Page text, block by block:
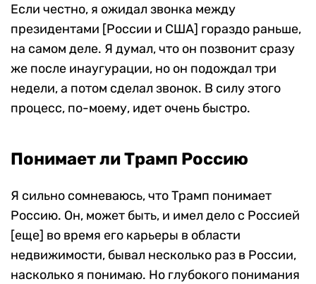
Если честно, я ожидал звонка между
президентами [России и США] гораздо раньше,
на самом деле. Я думал, что он позвонит сразу
же после инаугурации, но он подождал три
недели, а потом сделал звонок. В силу этого
процесс, по-моему, идет очень быстро.
Понимает ли Трамп Россию
Я сильно сомневаюсь, что Трамп понимает
Россию. Он, может быть, и имел дело с Россией
[еще] во время его карьеры в области
недвижимости, бывал несколько раз в России,
насколько я понимаю. Но глубокого понимания